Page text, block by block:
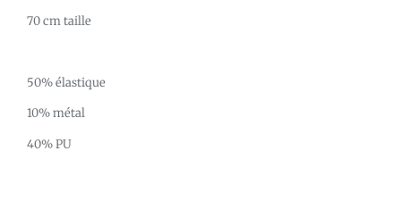
70 cm taille
50% élastique
10% métal
40% PU